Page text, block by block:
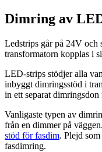
Dimring av
Ledstrips går på 24V och
transformatorn kopplas i
LED-strips stödjer alla
inbyggt dimringsstöd i
in ett separat
Vanligaste typen av
från en dimmer på
stöd för fasdim. Plejd
fasdimring.